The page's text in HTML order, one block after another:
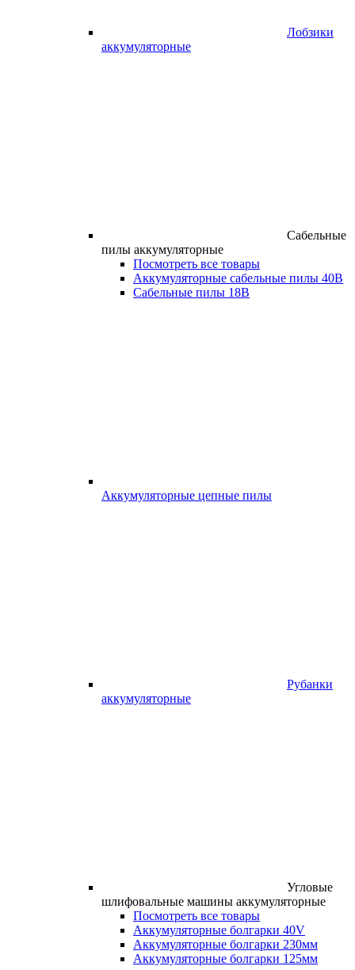
Лобзики
аккумуляторные
Сабельные
пилы аккумуляторные
Посмотреть все товары
Аккумуляторные сабельные пилы 40В
Сабельные пилы 18В
Аккумуляторные цепные пилы
Рубанки
аккумуляторные
Угловые
шлифовальные машины аккумуляторные
Посмотреть все товары
Аккумуляторные болгарки 40V
Аккумуляторные болгарки 230мм
Аккумуляторные болгарки 125мм